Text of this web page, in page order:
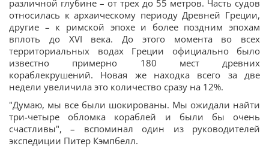
различной глубине – от трех до 55 метров. Часть судов
относилась к архаическому периоду Древней Греции,
другие – к римской эпохе и более поздним эпохам
вплоть до XVI века. До этого момента во всех
территориальных водах Греции официально было
известно примерно 180 мест древних
кораблекрушений. Новая же находка всего за две
недели увеличила это количество сразу на 12%.
"Думаю, мы все были шокированы. Мы ожидали найти
три-четыре обломка кораблей и были бы очень
счастливы", – вспоминал один из руководителей
экспедиции Питер Кэмпбелл.